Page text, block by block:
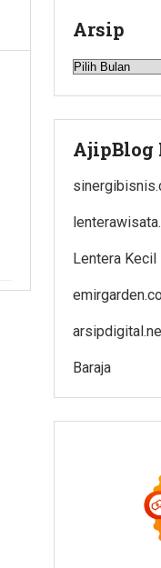
Arsip
Arsip
AjipBlog
Lentera Kecil
Baraja